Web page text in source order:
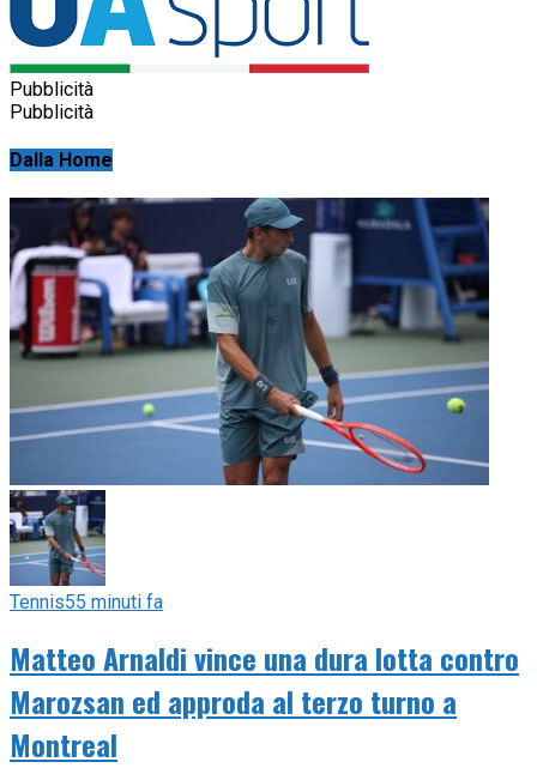
Pubblicità
Pubblicità
Dalla Home
Tennis55 minuti fa
Matteo Arnaldi vince una dura lotta contro
Marozsan ed approda al terzo turno a
Montreal